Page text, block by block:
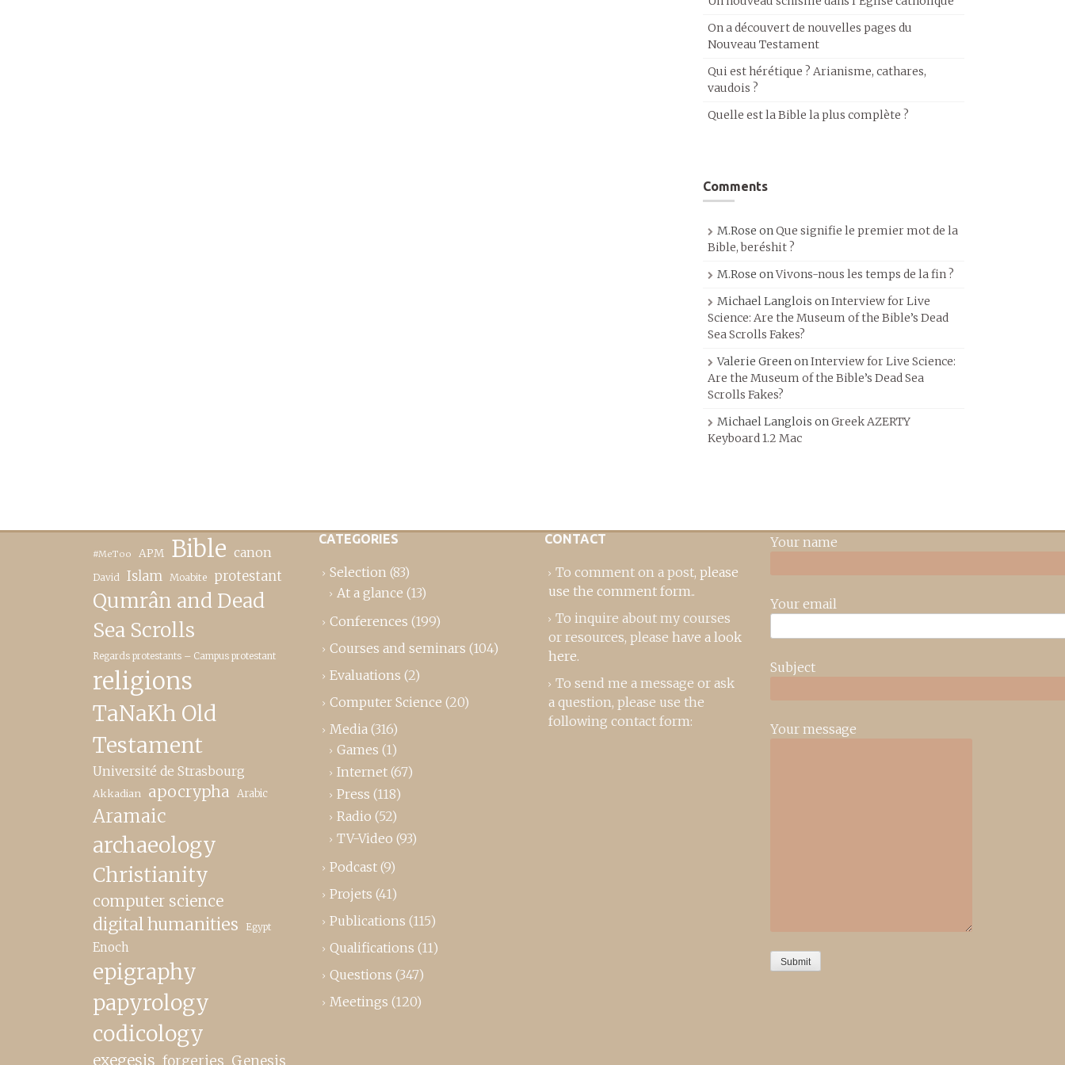
On a découvert de nouvelles pages du
Nouveau Testament
Qui est hérétique ? Arianisme, cathares,
vaudois ?
Quelle est la Bible la plus complète ?
Comments
M.Rose onQue signifie le premier mot de la
Bible, beréshit ?
M.Rose onVivons-nous les temps de la fin ?
Michael Langlois onInterview for Live
Science: Are the Museum of the Bible’s Dead
Sea Scrolls Fakes?
Valerie GreenonInterview for Live Science:
Are the Museum of the Bible’s Dead Sea
Scrolls Fakes?
Michael Langlois onGreek AZERTY
Keyboard 1.2 Mac
#MeToo APM Bible canon
David Islam Moabite protestant
Qumrân and Dead
Sea Scrolls
Regards protestants – Campus protestant
religions
TaNaKh Old
Testament
Université de Strasbourg
Akkadian apocrypha Arabic
Aramaic
archaeology
Christianity
computer science
digital humanities Egypt
Enoch
epigraphy
papyrology
codicology
exegesis forgeries Genesis
CATEGORIES
Selection (83)
At a glance (13)
Conferences (199)
Courses and seminars (104)
Evaluations (2)
Computer Science (20)
Media (316)
Games (1)
Internet (67)
Press (118)
Radio (52)
TV-Video (93)
Podcast (9)
Projets (41)
Publications (115)
Qualifications (11)
Questions (347)
Meetings (120)
CONTACT
To comment on a post, please
use the comment form..
To inquire about my courses
or resources, please have a look
here.
To send me a message or ask
a question, please use the
following contact form:
Your name
Your email
Subject
Your message